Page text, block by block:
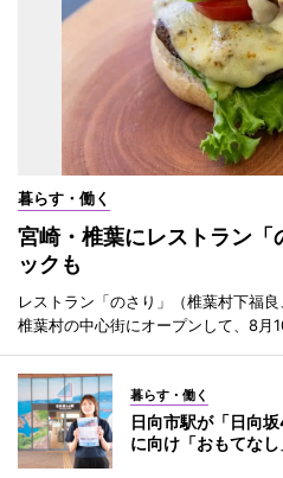
暮らす・働く
宮崎・椎葉にレストラン
ックも
レストラン「のさり」（椎葉村下福
椎葉村の中心街にオープンして、8月
暮らす・働く
日向市駅が「日向
に向け「おもてな